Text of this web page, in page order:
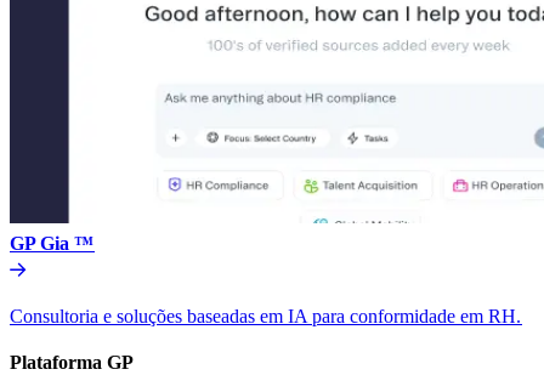
GP Gia ™​​
Consultoria e soluções baseadas em IA para conformidade em RH.​​
Plataforma GP​​